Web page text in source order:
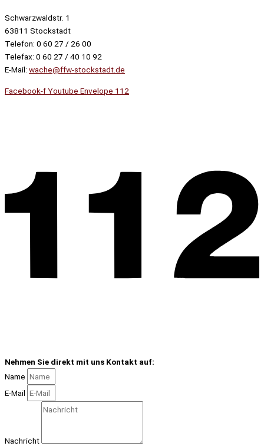
Schwarzwaldstr. 1
63811 Stockstadt
Telefon: 0 60 27 / 26 00
Telefax: 0 60 27 / 40 10 92
E-Mail: wache@ffw-stockstadt.de
Facebook-fYoutube Envelope 112
Nehmen Sie direkt mit uns Kontakt auf:
Name
E-Mail
Nachricht